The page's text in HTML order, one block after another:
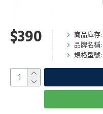
$390 商品庫存:
品牌名稱:
規格型號: